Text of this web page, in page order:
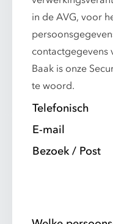
in de AVG, voor
contactgegevens
Baak is onze
te woord.
Telefonisch
E-mail
Bezoek / Post